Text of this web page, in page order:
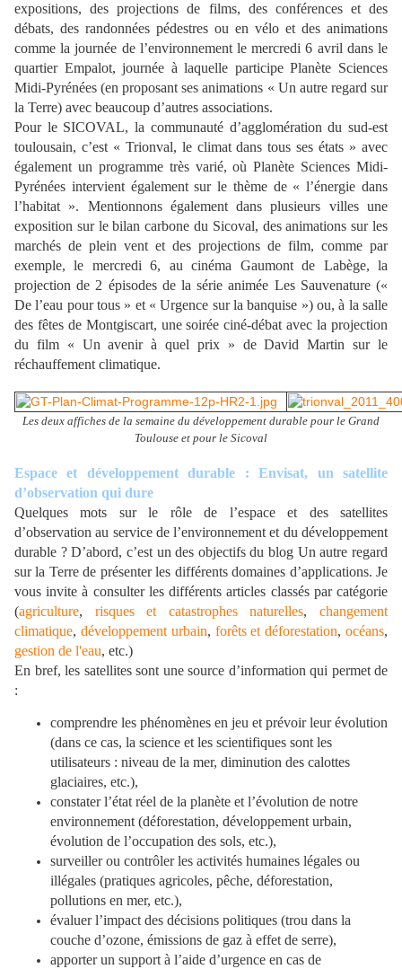
expositions, des projections de films, des conférences et des
débats, des randonnées pédestres ou en vélo et des animations
comme la journée de l’environnement le mercredi 6 avril dans le
quartier Empalot, journée à laquelle participe Planète Sciences
Midi-Pyrénées (en proposant ses animations « Un autre regard sur
la Terre) avec beaucoup d’autres associations.
Pour le SICOVAL, la communauté d’agglomération du sud-est
toulousain, c’est « Trionval, le climat dans tous ses états » avec
également un programme très varié, où Planète Sciences Midi-
Pyrénées intervient également sur le thème de « l’énergie dans
l’habitat ». Mentionnons également dans plusieurs villes une
exposition sur le bilan carbone du Sicoval, des animations sur les
marchés de plein vent et des projections de film, comme par
exemple, le mercredi 6, au cinéma Gaumont de Labège, la
projection de 2 épisodes de la série animée Les Sauvenature («
De l’eau pour tous » et « Urgence sur la banquise ») ou, à la salle
des fêtes de Montgiscart, une soirée ciné-débat avec la projection
du film « Un avenir à quel prix » de David Martin sur le
réchauffement climatique.
Les deux affiches de la semaine du développement durable pour le Grand
Toulouse et pour le Sicoval
Espace et développement durable : Envisat, un satellite
d’observation qui dure
Quelques mots sur le rôle de l’espace et des satellites
d’observation au service de l’environnement et du développement
durable ? D’abord, c’est un des objectifs du blog Un autre regard
sur la Terre de présenter les différents domaines d’applications. Je
vous invite à consulter les différents articles classés par catégorie
(agriculture, risques et catastrophes naturelles,changement
climatique, développement urbain, forêts et déforestation,océans,
gestion de l'eau, etc.)
En bref, les satellites sont une source d’information qui permet de
:
comprendre les phénomènes en jeu et prévoir leur évolution
(dans ce cas, la science et les scientifiques sont les
utilisateurs : niveau de la mer, diminution des calottes
glaciaires, etc.),
constater l’état réel de la planète et l’évolution de notre
environnement (déforestation, développement urbain,
évolution de l’occupation des sols, etc.),
surveiller ou contrôler les activités humaines légales ou
illégales (pratiques agricoles, pêche, déforestation,
pollutions en mer, etc.),
évaluer l’impact des décisions politiques (trou dans la
couche d’ozone, émissions de gaz à effet de serre),
apporter un support à l’aide d’urgence en cas de